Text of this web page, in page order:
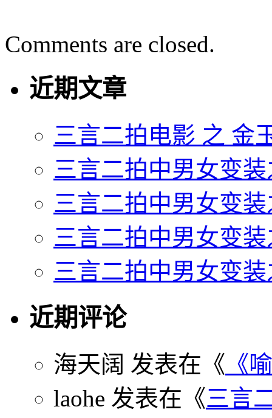
Comments are closed.
近期文章
三言二拍电影 之 金
三言二拍中男女变
三言二拍中男女变
三言二拍中男女变
三言二拍中男女变
近期评论
海天阔 发表在《 《
laohe 发表在《三言